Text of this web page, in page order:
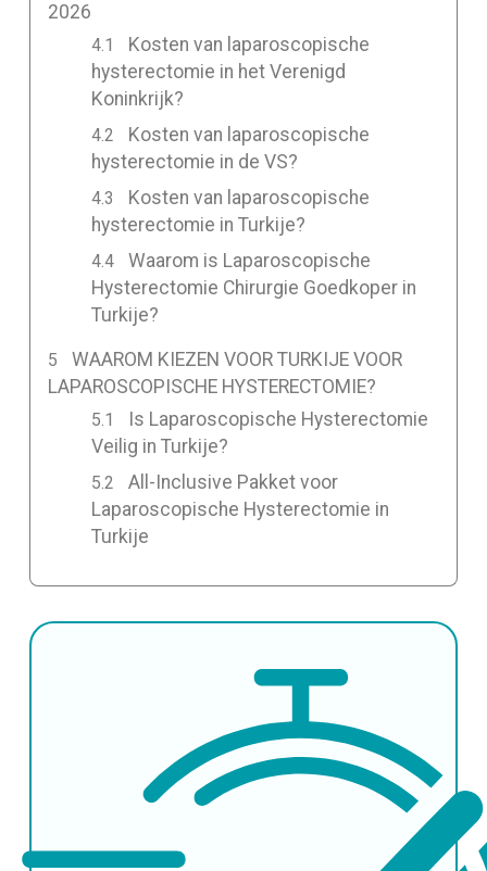
2026
Kosten van laparoscopische
hysterectomie in het Verenigd
Koninkrijk?
Kosten van laparoscopische
hysterectomie in de VS?
Kosten van laparoscopische
hysterectomie in Turkije?
Waarom is Laparoscopische
Hysterectomie Chirurgie Goedkoper in
Turkije?
WAAROM KIEZEN VOOR TURKIJE VOOR
LAPAROSCOPISCHE HYSTERECTOMIE?
Is Laparoscopische Hysterectomie
Veilig in Turkije?
All-Inclusive Pakket voor
Laparoscopische Hysterectomie in
Turkije